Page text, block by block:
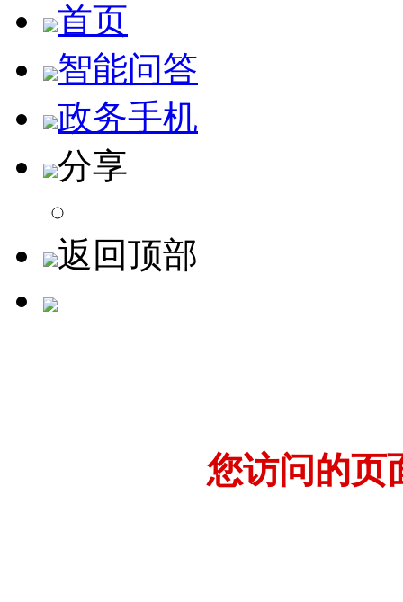
首页
智能问答
政务手机
分享
返回顶部
您访问的页